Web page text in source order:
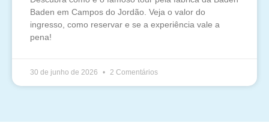
Baden em Campos do Jordão. Veja o valor do
ingresso, como reservar e se a experiência vale a
pena!
30 de junho de 2026 2 Comentários